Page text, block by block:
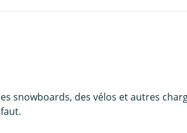
snowboards, des vélos et autres